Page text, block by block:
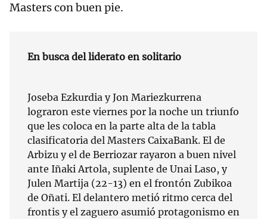
Masters con buen pie.
En busca del liderato en solitario
Joseba Ezkurdia y Jon Mariezkurrena
lograron este viernes por la noche un triunfo
que les coloca en la parte alta de la tabla
clasificatoria del Masters CaixaBank. El de
Arbizu y el de Berriozar rayaron a buen nivel
ante Iñaki Artola, suplente de Unai Laso, y
Julen Martija (22-13) en el frontón Zubikoa
de Oñati. El delantero metió ritmo cerca del
frontis y el zaguero asumió protagonismo en